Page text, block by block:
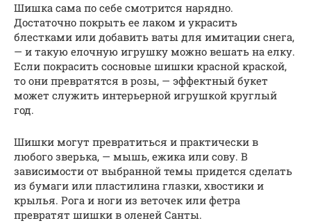
Шишка сама по себе смотрится нарядно.
Достаточно покрыть ее лаком и украсить
блестками или добавить ваты для имитации снега,
— и такую елочную игрушку можно вешать на елку.
Если покрасить сосновые шишки красной краской,
то они превратятся в розы, — эффектный букет
может служить интерьерной игрушкой круглый
год.
Шишки могут превратиться и практически в
любого зверька, — мышь, ежика или сову. В
зависимости от выбранной темы придется сделать
из бумаги или пластилина глазки, хвостики и
крылья. Рога и ноги из веточек или фетра
превратят шишки в оленей Санты.